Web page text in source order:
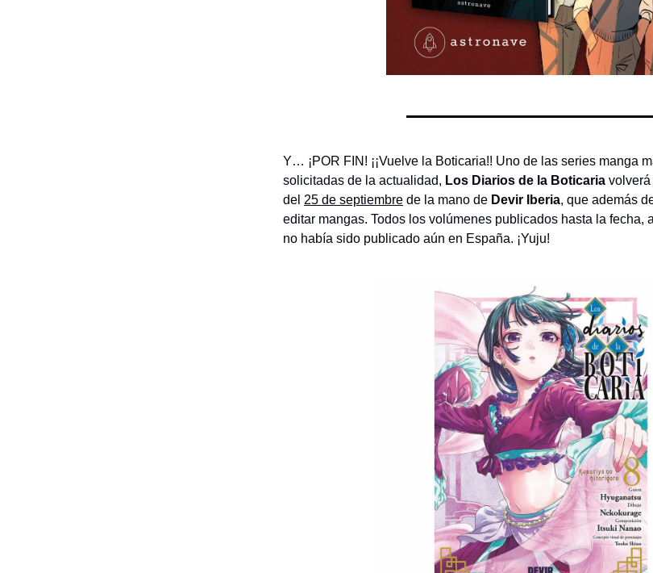
Y… ¡POR FIN! ¡¡Vuelve la Boticaria!! Uno de las series manga
solicitadas de la actualidad, Los Diarios de la Boticaria
del 25 de septiembre de la mano de Devir Iberia, que además
editar mangas. Todos los volúmenes publicados hasta la fecha,
no había sido publicado aún en España. ¡Yuju!